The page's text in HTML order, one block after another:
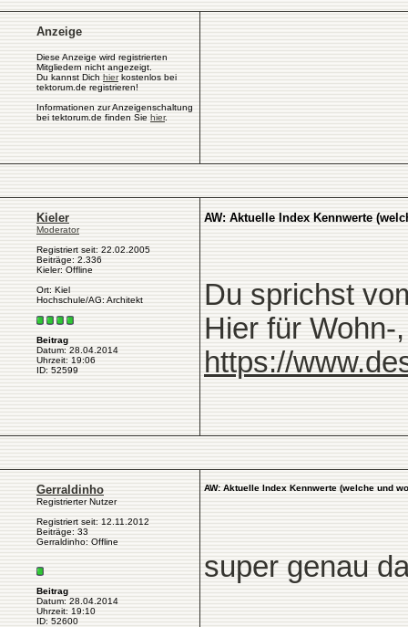
Anzeige
Diese Anzeige wird registrierten
Mitgliedern nicht angezeigt.
Du kannst Dich hierkostenlos bei
tektorum.de registrieren!
Informationen zur Anzeigenschaltung
bei tektorum.de finden Sie hier.
Kieler
Moderator
Registriert seit: 22.02.2005
Beiträge: 2.336
Kieler: Offline
Ort: Kiel
Hochschule/AG: Architekt
Beitrag
Datum: 28.04.2014
Uhrzeit: 19:06
ID: 52599
AW: Aktuelle Index Kennwerte
Du sprichst
Hier für
https://
Gerraldinho
Registrierter Nutzer
Registriert seit: 12.11.2012
Beiträge: 33
Gerraldinho: Offline
Beitrag
Datum: 28.04.2014
Uhrzeit: 19:10
ID: 52600
AW: Aktuelle Index Kennwerte (welche und
super genau